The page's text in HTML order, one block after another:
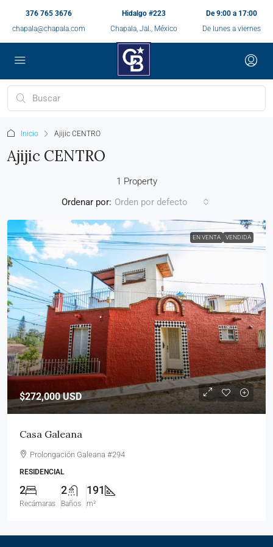
376 765 3676
chapala@chapala.com
Hidalgo #223
Chapala, Jal., México
De 9:00 a 17:00
De lunes a viernes
Inicio Ajijic CENTRO
Ajijic CENTRO
1 Property
Ordenar por: Orden por defecto
EN VENTA VENDIDA
$272,000USD
Casa Galeana
Prolongación Galeana #294
RESIDENCIAL
2
Recámaras
2
Baños
191
m²